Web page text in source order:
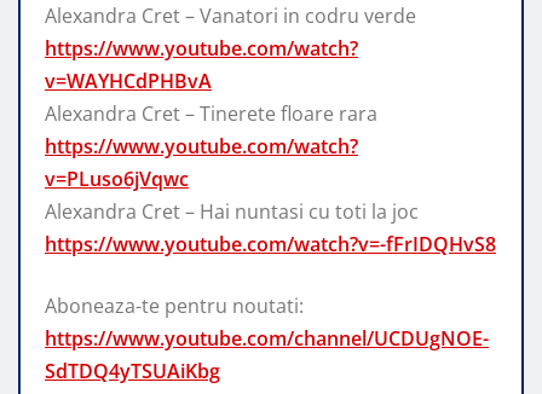
Alexandra Cret – Vanatori in codru verde
https://www.youtube.com/watch?
v=WAYHCdPHBvA
Alexandra Cret – Tinerete floare rara
https://www.youtube.com/watch?
v=PLuso6jVqwc
Alexandra Cret – Hai nuntasi cu toti la joc
https://www.youtube.com/watch?v=-fFrIDQHvS8
Aboneaza-te pentru noutati:
https://www.youtube.com/channel/UCDUgNOE-
SdTDQ4yTSUAiKbg